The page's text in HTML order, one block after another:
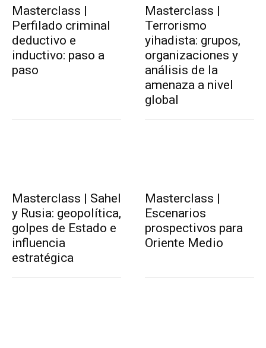
Masterclass |
Perfilado criminal
deductivo e
inductivo: paso a
paso
Masterclass |
Terrorismo
yihadista: grupos,
organizaciones y
análisis de la
amenaza a nivel
global
Masterclass | Sahel
y Rusia: geopolítica,
golpes de Estado e
influencia
estratégica
Masterclass |
Escenarios
prospectivos para
Oriente Medio